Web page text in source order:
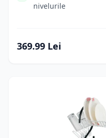
nivelurile
369.99 Lei